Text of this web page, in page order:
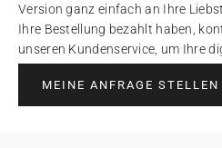
Version ganz einfach an Ihre
Ihre Bestellung bezahlt haben,
unseren Kundenservice, um Ihre
MEINE ANFRAGE STELLEN